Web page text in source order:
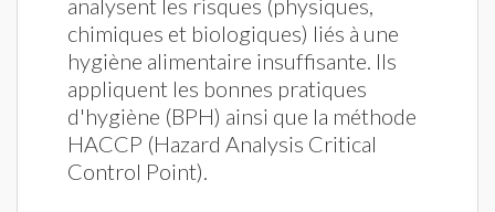
analysent les risques (physiques,
chimiques et biologiques) liés à une
hygiène alimentaire insuffisante. Ils
appliquent les bonnes pratiques
d'hygiène (BPH) ainsi que la méthode
HACCP (Hazard Analysis Critical
Control Point).